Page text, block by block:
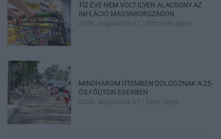
TÍZ ÉVE NEM VOLT ILYEN ALACSONY AZ
INFLÁCIÓ MAGYARORSZÁGON
2026. augusztus 07 Mindenki ügye
MINDHÁROM ÜTEMBEN DOLGOZNAK A 25-
ÖS FŐÚTON EGERBEN
2026. augusztus 07 Eger ügye